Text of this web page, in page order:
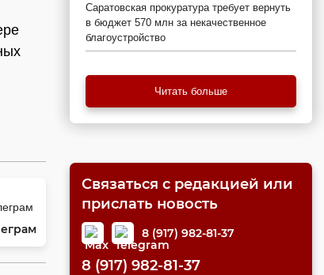
Саратовская прокуратура требует вернуть
в бюджет 570 млн за некачественное
благоустройство
Читать больше
Связаться с редакцией или
прислать новость
8 (917) 982-81-37
8 (917) 982-81-37